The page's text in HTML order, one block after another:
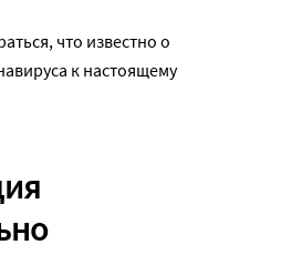
что известно о
к настоящему